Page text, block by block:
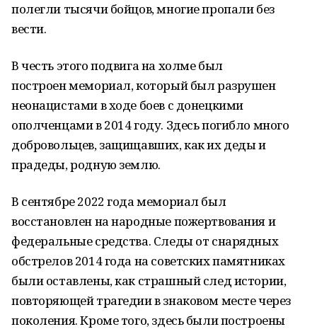
полегли тысячи бойцов, многие пропали без
вести.
В честь этого подвига на холме был
построен мемориал, который был разрушен
неонацистами в ходе боев с донецкими
ополченцами в 2014 году. Здесь погибло много
добровольцев, защищавших, как их деды и
прадеды, родную землю.
В сентябре 2022 года мемориал был
восстановлен на народные пожертвования и
федеральные средства. Следы от снарядных
обстрелов 2014 года на советских памятниках
были оставлены, как страшный след истории,
повторяющей трагедии в знаковом месте через
поколения. Кроме того, здесь были построены